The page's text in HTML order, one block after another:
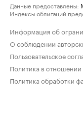
Данные предоставлены:
Индексы облигаций
Информация об
О соблюдении
Пользовательское
Политика в
Политика обработки